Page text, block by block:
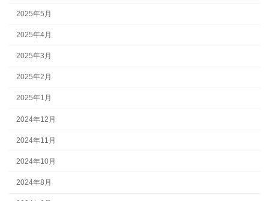
2025年5月
2025年4月
2025年3月
2025年2月
2025年1月
2024年12月
2024年11月
2024年10月
2024年8月